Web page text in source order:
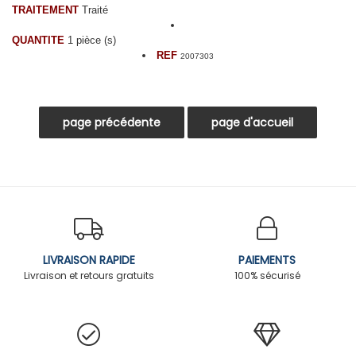
TRAITEMENT Traité
QUANTITE 1 pièce (s)
REF 2007303
LIVRAISON RAPIDE
Livraison et retours gratuits
PAIEMENTS
100% sécurisé